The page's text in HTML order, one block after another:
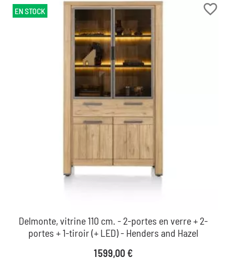
favorite_border
Delmonte, vitrine 110 cm. - 2-portes en verre + 2-
portes + 1-tiroir (+ LED) - Henders and Hazel
Prix
1 599,00 €
EN STOCK